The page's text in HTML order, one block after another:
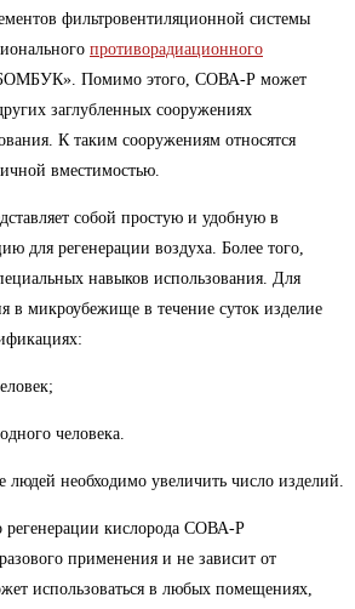
фильтровентиляционной системы
противорадиационного
Помимо этого, СОВА-Р может
заглубленных сооружениях
К таким сооружениям относятся
вместимостью.
собой простую и удобную в
для регенерации воздуха. Более того,
навыков использования. Для
в микроубежище в течение суток изделие
человека.
людей необходимо увеличить число изделий.
регенерации кислорода СОВА-Р
применения и не зависит от
использоваться в любых помещениях,